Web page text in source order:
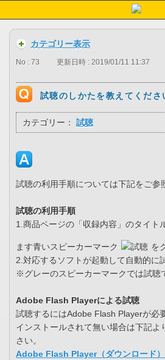
カテゴリー表示
No : 73 更新日時 : 2019/01/11 11:37
試聴のしかたを教えてくださ
カテゴリー： 試聴
試聴の利用手順については下記をご参
試聴の利用手順
1.商品ページの「収録内容」のタイト
ます青いスピーカーマーク
を
2.対応するソフトが起動して自動的に
※グレーのスピーカーマークでは試聴
Adobe Flash Playerによる試聴
試聴するにはAdobe Flash Playerが必
インストールされて無い場合は下記よ
さい。
Adobe Flash Player（ダウンロード）